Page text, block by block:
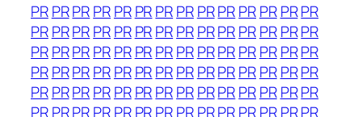
PRPRPRPRPR PRPRPRPRPRPRPR PRPR
PRPRPRPRPR PRPRPRPRPRPRPR PRPR
PRPRPRPRPR PRPRPRPRPRPRPR PRPR
PRPRPRPRPR PRPRPRPRPRPRPR PRPR
PRPRPRPRPR PRPRPRPRPRPRPR PRPR
PRPRPRPRPR PRPRPRPRPRPRPR PRPR